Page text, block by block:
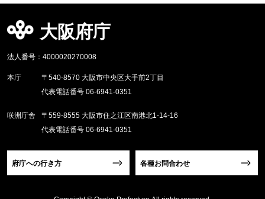
大阪府庁
法人番号：4000020270008
本庁
〒540-8570 大阪市中央区大手前2丁目
代表電話番号 06-6941-0351
咲洲庁舎
〒559-8555 大阪市住之江区南港北1-14-16
代表電話番号 06-6941-0351
府庁への行き方 各種お問合わせ